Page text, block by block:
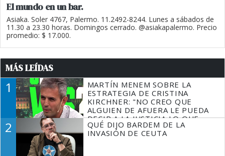
El mundo en un bar.
Asiaka. Soler 4767, Palermo. 11.2492-8244. Lunes a sábados de
11.30 a 23.30 horas. Domingos cerrado. @asiakapalermo. Precio
promedio: $ 17.000.
MÁS LEÍDAS
1
MARTÍN MENEM SOBRE LA
ESTRATEGIA DE CRISTINA
KIRCHNER: "NO CREO QUE
ALGUIEN DE AFUERA LE PUEDA
DECIR A LA JUSTICIA LO QUE
TIENE QUE HACER"
2
QUÉ DIJO BARDEM DE LA
INVASIÓN DE CEUTA